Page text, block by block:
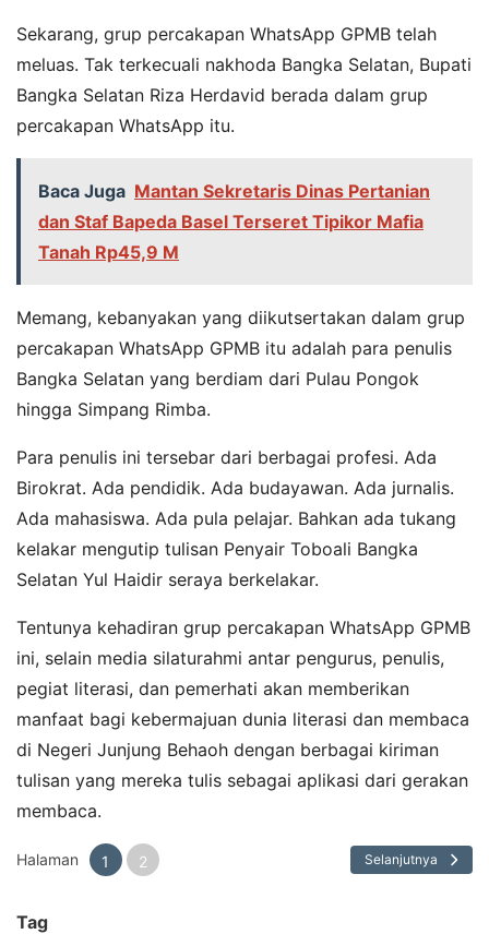
Sekarang, grup percakapan WhatsApp GPMB telah
meluas. Tak terkecuali nakhoda Bangka Selatan, Bupati
Bangka Selatan Riza Herdavid berada dalam grup
percakapan WhatsApp itu.
Baca Juga Mantan Sekretaris Dinas Pertanian
dan Staf Bapeda Basel Terseret Tipikor Mafia
Tanah Rp45,9 M
Memang, kebanyakan yang diikutsertakan dalam grup
percakapan WhatsApp GPMB itu adalah para penulis
Bangka Selatan yang berdiam dari Pulau Pongok
hingga Simpang Rimba.
Para penulis ini tersebar dari berbagai profesi. Ada
Birokrat. Ada pendidik. Ada budayawan. Ada jurnalis.
Ada mahasiswa. Ada pula pelajar. Bahkan ada tukang
kelakar mengutip tulisan Penyair Toboali Bangka
Selatan Yul Haidir seraya berkelakar.
Tentunya kehadiran grup percakapan WhatsApp GPMB
ini, selain media silaturahmi antar pengurus, penulis,
pegiat literasi, dan pemerhati akan memberikan
manfaat bagi kebermajuan dunia literasi dan membaca
di Negeri Junjung Behaoh dengan berbagai kiriman
tulisan yang mereka tulis sebagai aplikasi dari gerakan
membaca.
Halaman 1 2 Selanjutnya
Tag